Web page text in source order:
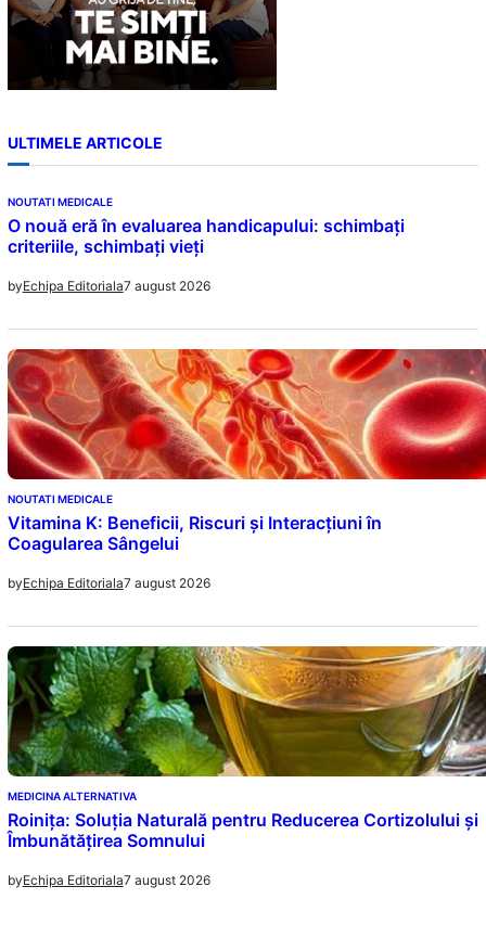
ULTIMELE ARTICOLE
NOUTATI MEDICALE
O nouă eră în evaluarea handicapului: schimbați
criteriile, schimbați vieți
byEchipa Editoriala7 august 2026
NOUTATI MEDICALE
Vitamina K: Beneficii, Riscuri și Interacțiuni în
Coagularea Sângelui
byEchipa Editoriala7 august 2026
MEDICINA ALTERNATIVA
Roinița: Soluția Naturală pentru Reducerea Cortizolului și
Îmbunătățirea Somnului
byEchipa Editoriala7 august 2026